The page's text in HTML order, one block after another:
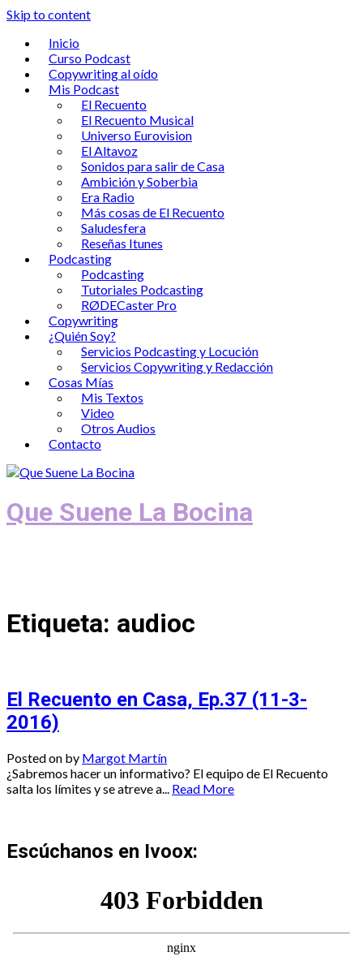
Skip to content
Inicio
Curso Podcast
Copywriting al oído
Mis Podcast
El Recuento
El Recuento Musical
Universo Eurovision
El Altavoz
Sonidos para salir de Casa
Ambición y Soberbia
Era Radio
Más cosas de El Recuento
Saludesfera
Reseñas Itunes
Podcasting
Podcasting
Tutoriales Podcasting
RØDECaster Pro
Copywriting
¿Quién Soy?
Servicios Podcasting y Locución
Servicios Copywriting y Redacción
Cosas Mías
Mis Textos
Video
Otros Audios
Contacto
Que Suene La Bocina
Etiqueta: audioc
El Recuento en Casa, Ep.37 (11-3-
2016)
Posted on by Margot Martín
¿Sabremos hacer un informativo? El equipo de El Recuento
salta los límites y se atreve a...
Read More
Escúchanos en Ivoox: